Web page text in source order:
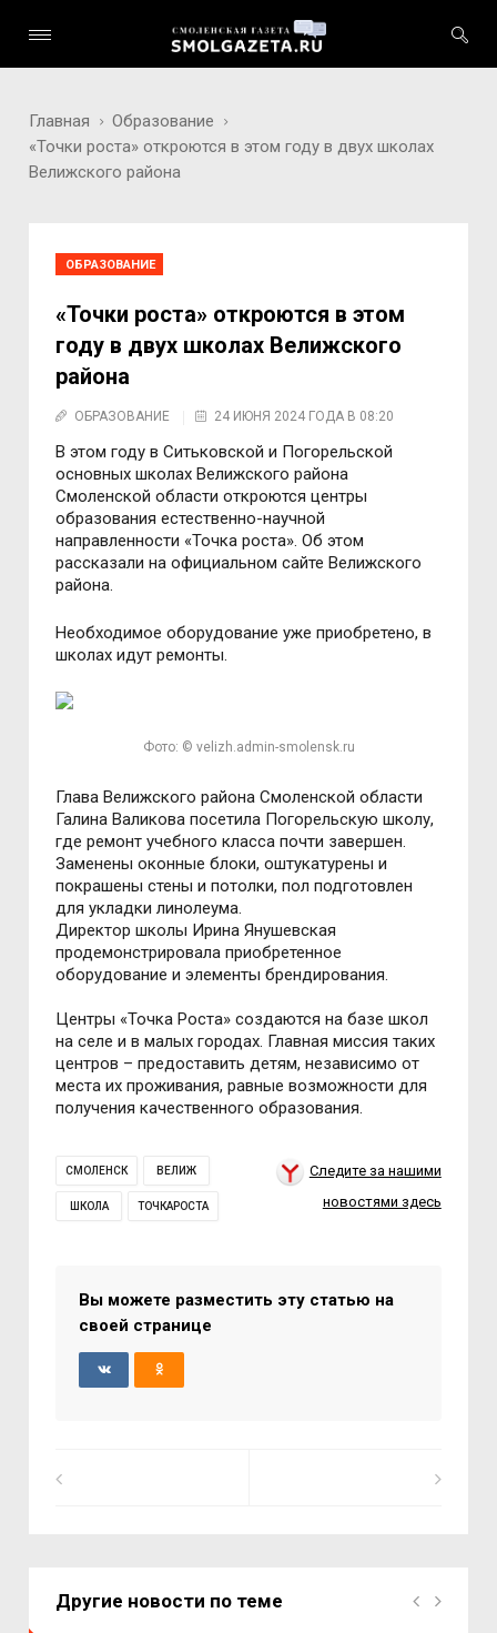
Главная
Образование
«Точки роста» откроются в этом году в двух школах
Велижского района
ОБРАЗОВАНИЕ
«Точки роста» откроются в этом
году в двух школах Велижского
района
ОБРАЗОВАНИЕ 24 ИЮНЯ 2024 ГОДА В 08:20
В этом году в Ситьковской и Погорельской
основных школах Велижского района
Смоленской области откроются центры
образования естественно-научной
направленности «Точка роста». Об этом
рассказали на официальном сайте Велижского
района.
Необходимое оборудование уже приобретено, в
школах идут ремонты.
Фото: © velizh.admin-smolensk.ru
Глава Велижского района Смоленской области
Галина Валикова посетила Погорельскую школу,
где ремонт учебного класса почти завершен.
Заменены оконные блоки, оштукатурены и
покрашены стены и потолки, пол подготовлен
для укладки линолеума.
Директор школы Ирина Янушевская
продемонстрировала приобретенное
оборудование и элементы брендирования.
Центры «Точка Роста» создаются на базе школ
на селе и в малых городах. Главная миссия таких
центров – предоставить детям, независимо от
места их проживания, равные возможности для
получения качественного образования.
СМОЛЕНСК ВЕЛИЖ
ШКОЛА ТОЧКАРОСТА
Следите за нашими
новостями здесь
Вы можете разместить эту статью на
своей странице
Другие новости по теме